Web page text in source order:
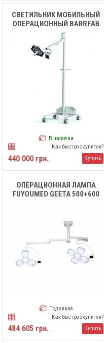
СВЕТИЛЬНИК МОБИЛЬНЫЙ
ОПЕРАЦИОННЫЙ BARRFAB
BFH1
В наличии
Как быстро окупится?
440 000 грн. Купить
ОПЕРАЦИОННАЯ ЛАМПА
FUYOUMED GEETA 500+600
Под заказ
Как быстро окупится?
484 605 грн. Купить